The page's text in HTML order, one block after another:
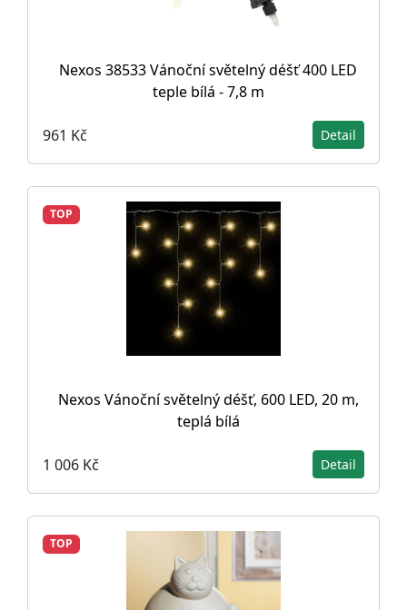
Nexos 38533 Vánoční světelný déšť 400 LED
teple bílá - 7,8 m
961 Kč Detail
TOP
Nexos Vánoční světelný déšť, 600 LED, 20 m,
teplá bílá
1 006 Kč Detail
TOP